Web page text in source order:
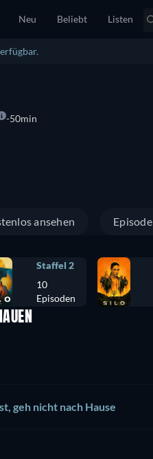
Neu Beliebt Listen
50min
ansehen
Staffel 2
10
Episoden
geh nicht nach Hause